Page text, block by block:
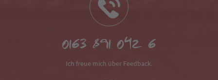
0163 891 042 6
Ich freue mich über Feedback.